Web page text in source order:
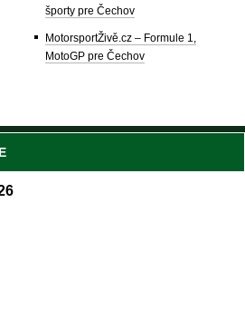
športy pre Čechov
MotorsportŽivě.cz – Formule 1,
MotoGP pre Čechov